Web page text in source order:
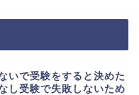
いで受験をすると決めた
し受験で失敗しないため